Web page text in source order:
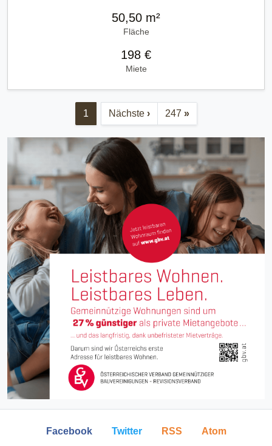
50,50 m²
Fläche
198 €
Miete
1 Nächste › 247 »
Facebook Twitter RSS Atom